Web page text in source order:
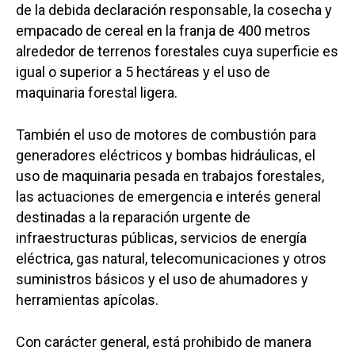
de la debida declaración responsable, la cosecha y
empacado de cereal en la franja de 400 metros
alrededor de terrenos forestales cuya superficie es
igual o superior a 5 hectáreas y el uso de
maquinaria forestal ligera.
También el uso de motores de combustión para
generadores eléctricos y bombas hidráulicas, el
uso de maquinaria pesada en trabajos forestales,
las actuaciones de emergencia e interés general
destinadas a la reparación urgente de
infraestructuras públicas, servicios de energía
eléctrica, gas natural, telecomunicaciones y otros
suministros básicos y el uso de ahumadores y
herramientas apícolas.
Con carácter general, está prohibido de manera